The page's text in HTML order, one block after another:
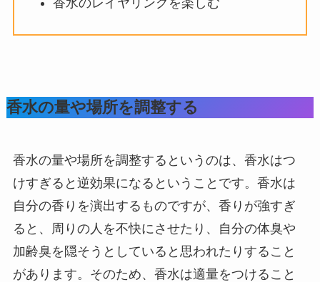
香水の量や場所を調整する
香水の量や場所を調整するというのは、香水はつ
けすぎると逆効果になるということです。香水は
自分の香りを演出するものですが、香りが強すぎ
ると、周りの人を不快にさせたり、自分の体臭や
加齢臭を隠そうとしていると思われたりすること
があります。そのため、香水は適量をつけること